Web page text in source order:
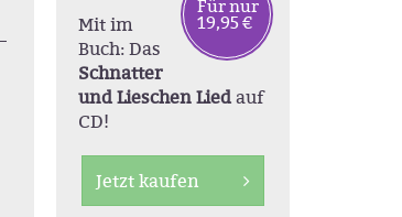
Für nur
19,95 €
Mit im
Buch: Das
Schnatter
und Lieschen Liedauf
CD!
Jetzt kaufen